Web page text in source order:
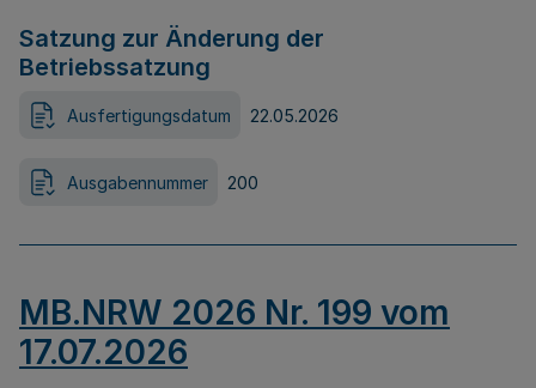
Satzung zur Änderung der
Betriebssatzung
Ausfertigungsdatum 22.05.2026
Ausgabennummer 200
MB.NRW 2026 Nr. 199 vom
17.07.2026